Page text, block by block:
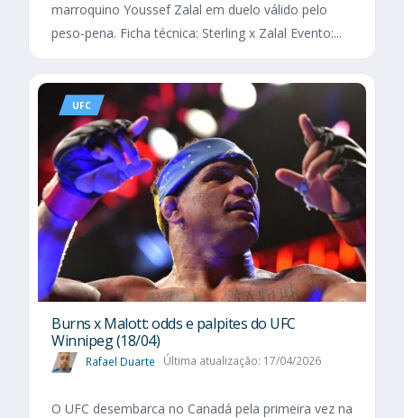
marroquino Youssef Zalal em duelo válido pelo
peso-pena. Ficha técnica: Sterling x Zalal Evento:...
UFC
Burns x Malott: odds e palpites do UFC
Winnipeg (18/04)
Rafael Duarte Última atualização: 17/04/2026
O UFC desembarca no Canadá pela primeira vez na